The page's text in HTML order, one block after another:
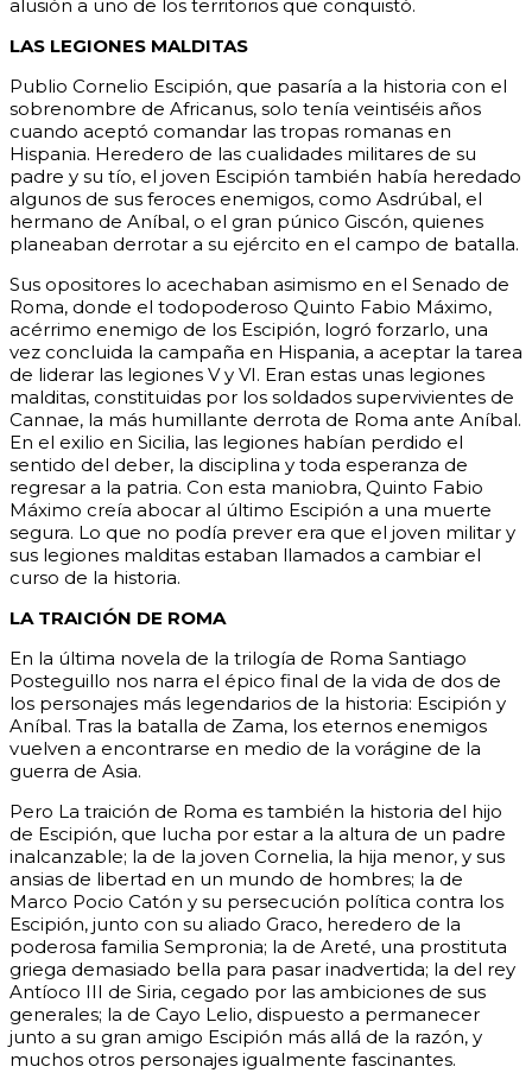
alusión a uno de los territorios que conquistó.
LAS LEGIONES MALDITAS
Publio Cornelio Escipión, que pasaría a la historia con el
sobrenombre de Africanus, solo tenía veintiséis años
cuando aceptó comandar las tropas romanas en
Hispania. Heredero de las cualidades militares de su
padre y su tío, el joven Escipión también había heredado
algunos de sus feroces enemigos, como Asdrúbal, el
hermano de Aníbal, o el gran púnico Giscón, quienes
planeaban derrotar a su ejército en el campo de batalla.
Sus opositores lo acechaban asimismo en el Senado de
Roma, donde el todopoderoso Quinto Fabio Máximo,
acérrimo enemigo de los Escipión, logró forzarlo, una
vez concluida la campaña en Hispania, a aceptar la tarea
de liderar las legiones V y VI. Eran estas unas legiones
malditas, constituidas por los soldados supervivientes de
Cannae, la más humillante derrota de Roma ante Aníbal.
En el exilio en Sicilia, las legiones habían perdido el
sentido del deber, la disciplina y toda esperanza de
regresar a la patria. Con esta maniobra, Quinto Fabio
Máximo creía abocar al último Escipión a una muerte
segura. Lo que no podía prever era que el joven militar y
sus legiones malditas estaban llamados a cambiar el
curso de la historia.
LA TRAICIÓN DE ROMA
En la última novela de la trilogía de Roma Santiago
Posteguillo nos narra el épico final de la vida de dos de
los personajes más legendarios de la historia: Escipión y
Aníbal. Tras la batalla de Zama, los eternos enemigos
vuelven a encontrarse en medio de la vorágine de la
guerra de Asia.
Pero La traición de Roma es también la historia del hijo
de Escipión, que lucha por estar a la altura de un padre
inalcanzable; la de la joven Cornelia, la hija menor, y sus
ansias de libertad en un mundo de hombres; la de
Marco Pocio Catón y su persecución política contra los
Escipión, junto con su aliado Graco, heredero de la
poderosa familia Sempronia; la de Areté, una prostituta
griega demasiado bella para pasar inadvertida; la del rey
Antíoco III de Siria, cegado por las ambiciones de sus
generales; la de Cayo Lelio, dispuesto a permanecer
junto a su gran amigo Escipión más allá de la razón, y
muchos otros personajes igualmente fascinantes.